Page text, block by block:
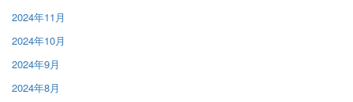
2024年11月
2024年10月
2024年9月
2024年8月